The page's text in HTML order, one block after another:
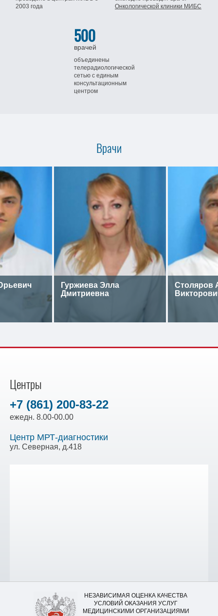
2003 года
Онкологической клиники МИБС
500
врачей
объединены
телерадиологической
сетью с единым
консультационным
центром
Врачи
Гуржиева Элла
Дмитриевна
Столяров
Центры
+7 (861) 200-83-22
ежедн. 8.00-00.00
Центр МРТ-диагностики
ул. Северная, д.418
НЕЗАВИСИМАЯ ОЦЕНКА КАЧЕСТВА
УСЛОВИЙ ОКАЗАНИЯ УСЛУГ
МЕДИЦИНСКИМИ ОРГАНИЗАЦИЯМИ